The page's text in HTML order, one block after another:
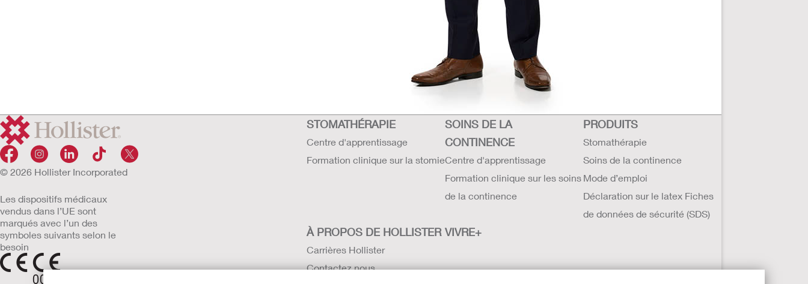
© 2026 Hollister Incorporated
Les dispositifs médicaux
vendus dans l’UE sont
marqués avec l’un des
symboles suivants selon le
besoin
STOMATHÉRAPIE
Centre d'apprentissage
Formation clinique sur la stomie
SOINS DE LA
CONTINENCE
Centre d'apprentissage
Formation clinique sur les soins
de la continence
PRODUITS
Stomathérapie
Soins de la continence
Mode d’emploi
Déclaration sur le latex Fiches
de données de sécurité (SDS)
À PROPOS DE HOLLISTER
Carrières Hollister
Contactez nous
VIVRE+